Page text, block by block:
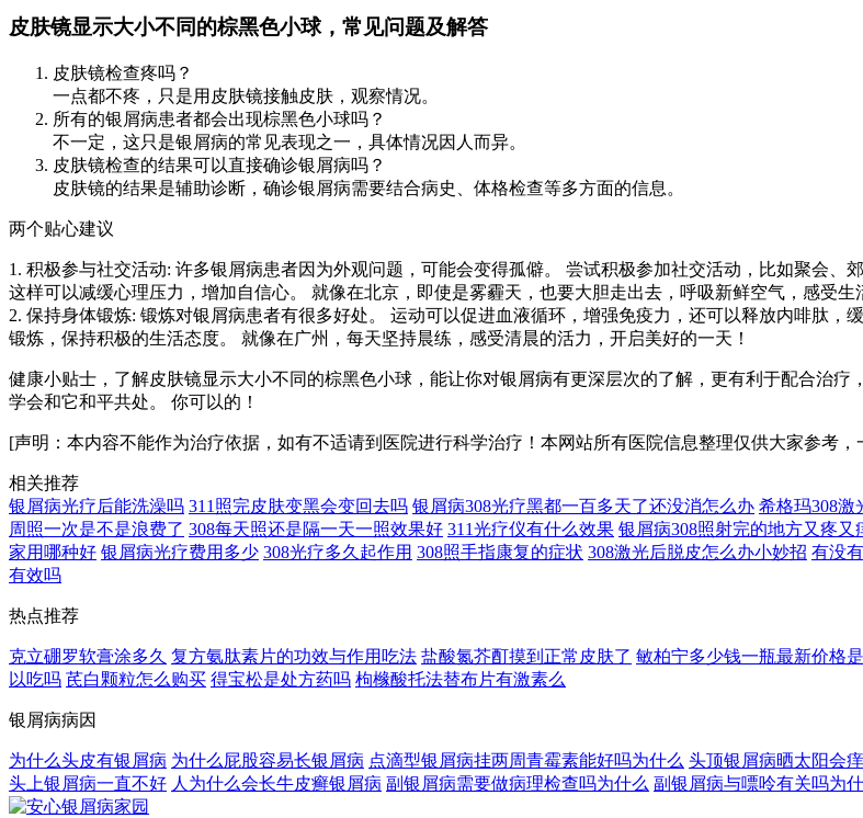
皮肤镜显示大小不同的棕黑色小球，常见问题及解答
皮肤镜检查疼吗？
一点都不疼，只是用皮肤镜接触皮肤，观察情况。
所有的银屑病患者都会出现棕黑色小球吗？
不一定，这只是银屑病的常见表现之一，具体情况因人而异。
皮肤镜检查的结果可以直接确诊银屑病吗？
皮肤镜的结果是辅助诊断，确诊银屑病需要结合病史、体格检查等多方面的信息。
两个贴心建议
1. 积极参与社交活动: 许多银屑病患者因为外观问题，可能会变得孤僻。 尝试积极参加社交活动，比如聚会、
这样可以减缓心理压力，增加自信心。 就像在北京，即使是雾霾天，也要大胆走出去，呼吸新鲜空气，感受生
2. 保持身体锻炼: 锻炼对银屑病患者有很多好处。 运动可以促进血液循环，增强免疫力，还可以释放内啡肽
锻炼，保持积极的生活态度。 就像在广州，每天坚持晨练，感受清晨的活力，开启美好的一天！
健康小贴士，了解皮肤镜显示大小不同的棕黑色小球，能让你对银屑病有更深层次的了解，更有利于配合治
学会和它和平共处。 你可以的！
[声明：本内容不能作为治疗依据，如有不适请到医院进行科学治疗！本网站所有医院信息整理仅供大家参考
相关推荐
银屑病光疗后能洗澡吗 311照完皮肤变黑会变回去吗 银屑病308光疗黑都一百多天了还没消怎么办 希格玛308激
周照一次是不是浪费了 308每天照还是隔一天一照效果好 311光疗仪有什么效果 银屑病308照射完的地方又疼又
家用哪种好 银屑病光疗费用多少 308光疗多久起作用 308照手指康复的症状 308激光后脱皮怎么办小妙招 有没
有效吗
热点推荐
克立硼罗软膏涂多久 复方氨肽素片的功效与作用吃法 盐酸氮芥酊摸到正常皮肤了 敏柏宁多少钱一瓶最新价格
以吃吗 芪白颗粒怎么购买 得宝松是处方药吗 枸橼酸托法替布片有激素么
银屑病病因
为什么头皮有银屑病 为什么屁股容易长银屑病 点滴型银屑病挂两周青霉素能好吗为什么 头顶银屑病晒太阳会
头上银屑病一直不好 人为什么会长牛皮癣银屑病 副银屑病需要做病理检查吗为什么 副银屑病与嘌呤有关吗为